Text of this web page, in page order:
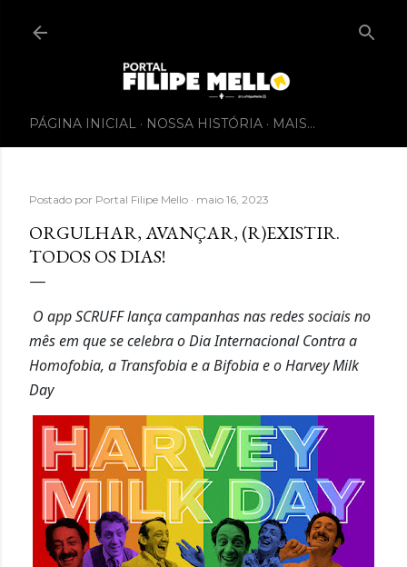
PÁGINA INICIAL NOSSA HISTÓRIA MAIS…
Postado por Portal Filipe Mello maio 16, 2023
ORGULHAR, AVANÇAR, (R)EXISTIR.
TODOS OS DIAS!
O app SCRUFF lança campanhas nas redes sociais no
mês em que se celebra o Dia Internacional Contra a
Homofobia, a Transfobia e a Bifobia e o Harvey Milk
Day